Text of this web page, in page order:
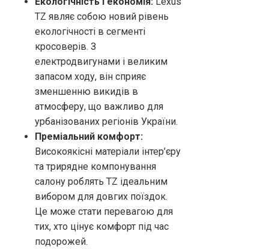
TZ являє собою новий рівень
екологічності в сегменті
кросоверів. З
електродвигунами і великим
запасом ходу, він сприяє
зменшенню викидів в
атмосферу, що важливо для
урбанізованих регіонів України.
Преміальний комфорт:
Високоякісні матеріали інтер’єру
та трирядне компонування
салону роблять TZ ідеальним
вибором для довгих поїздок.
Це може стати перевагою для
тих, хто цінує комфорт під час
подорожей.